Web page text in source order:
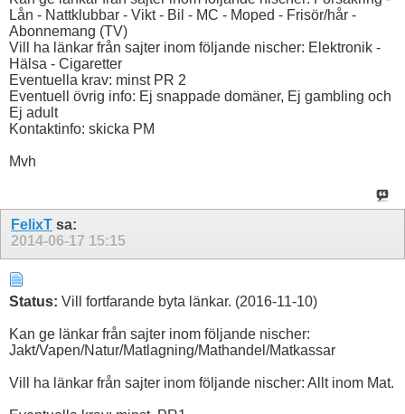
Lån - Nattklubbar - Vikt - Bil - MC - Moped - Frisör/hår -
Abonnemang (TV)
Vill ha länkar från sajter inom följande nischer: Elektronik -
Hälsa - Cigaretter
Eventuella krav: minst PR 2
Eventuell övrig info: Ej snappade domäner, Ej gambling och
Ej adult
Kontaktinfo: skicka PM
Mvh
FelixT sa:
2014-06-17 15:15
Status: Vill fortfarande byta länkar. (2016-11-10)
Kan ge länkar från sajter inom följande nischer:
Jakt/Vapen/Natur/Matlagning/Mathandel/Matkassar
Vill ha länkar från sajter inom följande nischer: Allt inom Mat.